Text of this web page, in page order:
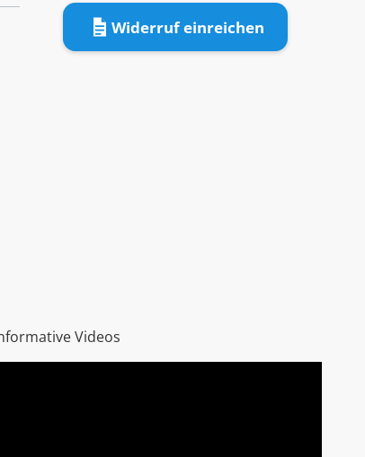
Widerruf einreichen
Videos